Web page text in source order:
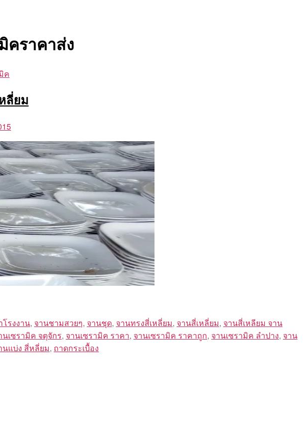
คราคาส่ง
ค
ลี่ยม
รงงาน, จานชามสวยๆ, จานชุด, จานทรงสี่เหลี่ยม, จานสี่เหลี่ยม, จานสี่เหลียม จาน
นเซรามิค จตุจักร, จานเซรามิค ราคา, จานเซรามิค ราคาถูก, จานเซรามิค ลำปาง, จาน
นแบ่ง สี่หลี่ยม, ถาดกระเบื้อง